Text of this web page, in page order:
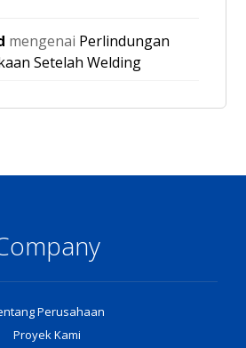
mengenai Perlindungan
Setelah Welding
Perusahaan
Proyek Kami